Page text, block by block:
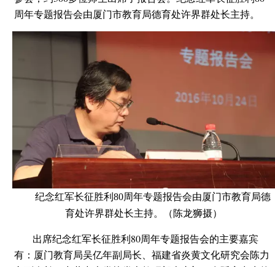
周年专题报告会由厦门市教育局德育处许界群处长主持。
纪念红军长征胜利80周年专题报告会由厦门市教育局德
育处许界群处长主持。（陈龙狮摄）
出席纪念红军长征胜利80周年专题报告会的主要嘉宾
有：厦门教育局吴亿年副局长、福建省炎黄文化研究会陈力